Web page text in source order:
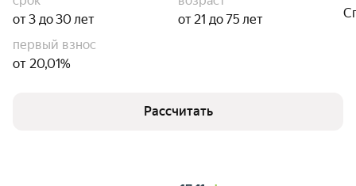
от 3 до 30 лет
от 21 до 75 лет
первый взнос
от 20,01%
Рассчитать